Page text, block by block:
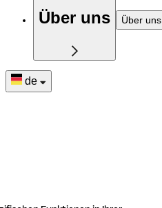
Über uns Über uns
de